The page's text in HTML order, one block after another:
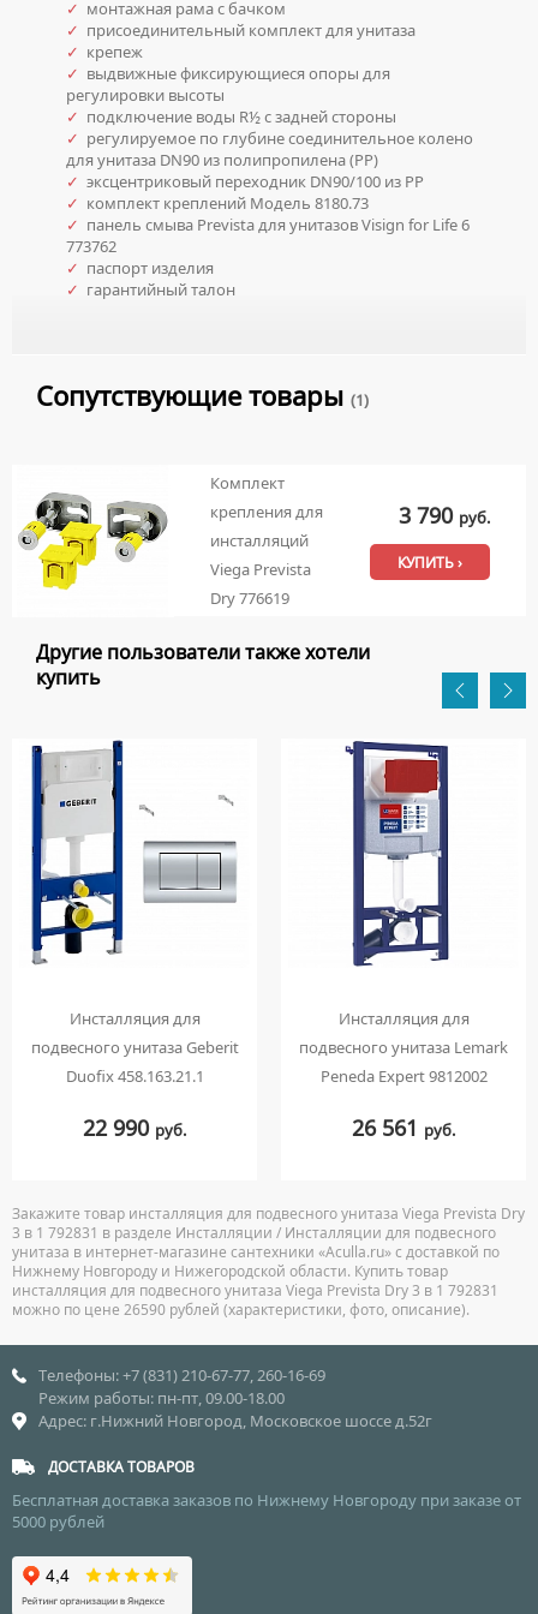
✓ монтажная рама с бачком
✓ присоединительный комплект для унитаза
✓ крепеж
✓ выдвижные фиксирующиеся опоры для
регулировки высоты
✓ подключение воды R½ с задней стороны
✓ регулируемое по глубине соединительное колено
для унитаза DN90 из полипропилена (PP)
✓ эксцентриковый переходник DN90/100 из РР
✓ комплект креплений Модель 8180.73
✓ панель смыва Prevista для унитазов Visign for Life 6
773762
✓ паспорт изделия
✓ гарантийный талон
Сопутствующие товары (1)
Комплект
крепления для
инсталляций
Viega Prevista
Dry 776619
3 790 руб.
КУПИТЬ ›
Другие пользователи также хотели
купить
Инсталляция для
подвесного унитаза Geberit
Duofix 458.163.21.1
22 990 руб.
Инсталляция для
подвесного унитаза Lemark
Peneda Expert 9812002
26 561 руб.
Закажите товар инсталляция для подвесного унитаза Viega Prevista Dry
3 в 1 792831 в разделе Инсталляции / Инсталляции для подвесного
унитаза в интернет-магазине сантехники «Aculla.ru» с доставкой по
Нижнему Новгороду и Нижегородской области. Купить товар
инсталляция для подвесного унитаза Viega Prevista Dry 3 в 1 792831
можно по цене 26590 рублей (характеристики, фото, описание).
Телефоны: +7 (831) 210-67-77, 260-16-69
Режим работы: пн-пт, 09.00-18.00
Адрес: г.Нижний Новгород, Московское шоссе д.52г
ДОСТАВКА ТОВАРОВ
Бесплатная доставка заказов по Нижнему Новгороду при заказе от
5000 рублей